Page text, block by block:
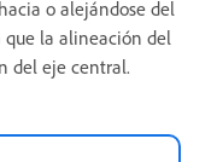
o alejándose del
la alineación del
del eje central.